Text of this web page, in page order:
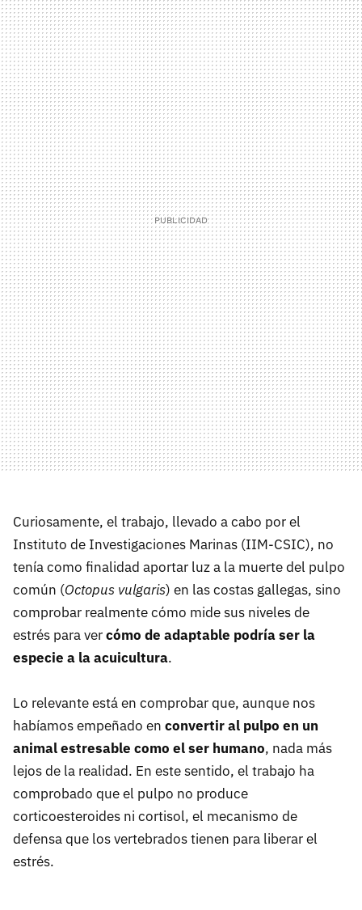
Curiosamente, el trabajo, llevado a cabo por el
Instituto de Investigaciones Marinas (IIM-CSIC), no
tenía como finalidad aportar luz a la muerte del pulpo
común (Octopus vulgaris) en las costas gallegas, sino
comprobar realmente cómo mide sus niveles de
estrés para vercómo de adaptable podría ser la
especie a la acuicultura.
Lo relevante está en comprobar que, aunque nos
habíamos empeñado en convertir al pulpo en un
animal estresable como el ser humano, nada más
lejos de la realidad. En este sentido, el trabajo ha
comprobado que el pulpo no produce
corticoesteroides ni cortisol, el mecanismo de
defensa que los vertebrados tienen para liberar el
estrés.